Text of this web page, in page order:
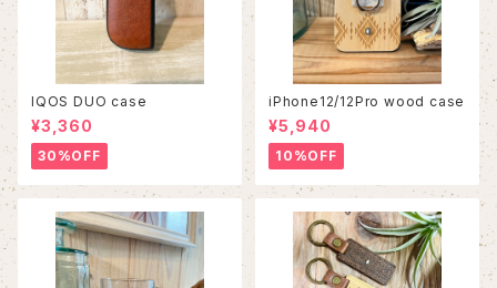
IQOS DUO case
¥3,360
30%OFF
iPhone12/12Pro wood case
¥5,940
10%OFF